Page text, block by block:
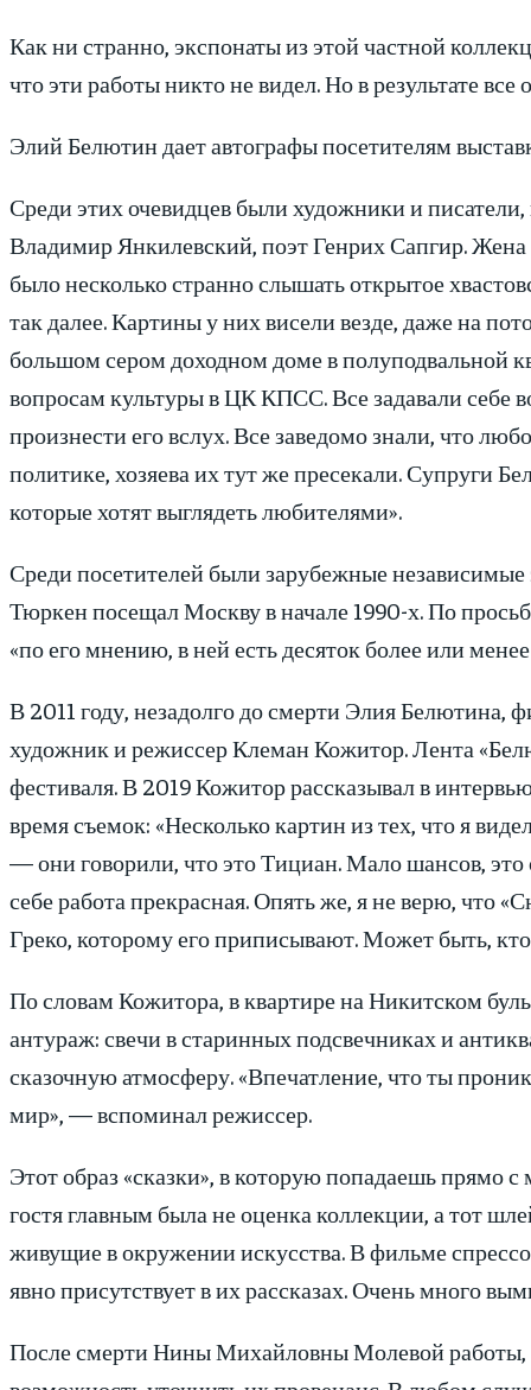
Как ни странно, экспонаты из этой частной
что эти работы никто не видел. Но в результате
Элий Белютин дает автографы посетителям
Среди этих очевидцев были художники и
Владимир Янкилевский, поэт Генрих Сапгир.
было несколько странно слышать открытое
так далее. Картины у них висели везде, даже на
большом сером доходном доме в полуподвальной
вопросам культуры в ЦК КПСС. Все задавали себе
произнести его вслух. Все заведомо знали, что
политике, хозяева их тут же пресекали. Супруги
которые хотят выглядеть любителями».
Среди посетителей были зарубежные
Тюркен посещал Москву в начале 1990-х. По
«по его мнению, в ней есть десяток более или
В 2011 году, незадолго до смерти Элия Белютина,
художник и режиссер Клеман Кожитор. Лента
фестиваля. В 2019 Кожитор рассказывал в
время съемок: «Несколько картин из тех, что я
— они говорили, что это Тициан. Мало шансов,
себе работа прекрасная. Опять же, я не верю, что
Греко, которому его приписывают. Может быть,
По словам Кожитора, в квартире на Никитском
антураж: свечи в старинных подсвечниках и
сказочную атмосферу. «Впечатление, что ты
мир», — вспоминал режиссер.
Этот образ «сказки», в которую попадаешь прямо с
гостя главным была не оценка коллекции, а тот
живущие в окружении искусства. В фильме
явно присутствует в их рассказах. Очень много
После смерти Нины Михайловны Молевой работы,